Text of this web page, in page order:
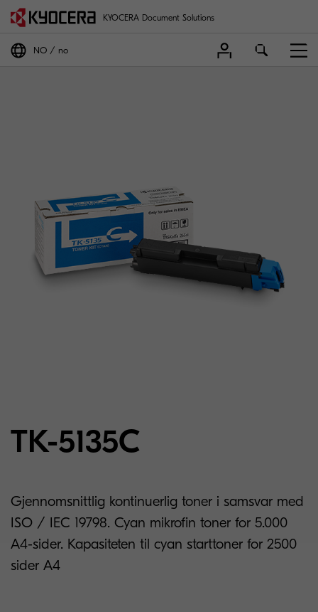
KYOCERA Document Solutions
NO no
TK-5135C
Gjennomsnittlig kontinuerlig toner i samsvar med
ISO / IEC 19798. Cyan mikrofin toner for 5.000
A4-sider. Kapasiteten til cyan starttoner for 2500
sider A4